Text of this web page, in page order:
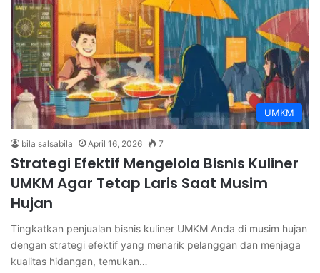
UMKM
bila salsabila April 16, 2026 7
Strategi Efektif Mengelola Bisnis Kuliner
UMKM Agar Tetap Laris Saat Musim
Hujan
Tingkatkan penjualan bisnis kuliner UMKM Anda di musim hujan
dengan strategi efektif yang menarik pelanggan dan menjaga
kualitas hidangan, temukan…